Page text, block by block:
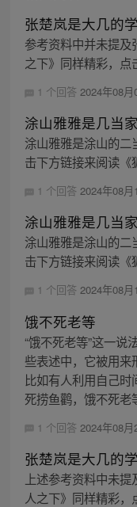
张楚岚是大几的
参考资料中并未提及
之下》同样精彩，点
1 个回答 2024年08
涂山雅雅是几当家
涂山雅雅是涂山的二
击下方链接来阅读《
1 个回答 2024年08月
涂山雅雅是几当家
涂山雅雅是涂山的二
击下方链接来阅读《
1 个回答 2024年08
饿不死老等
“饿不死老等”这一说
些表述中，它被用来
比如有人利用自己时
死捞鱼鹳，饿不死老
1 个回答 2024年08
张楚岚是大几的
上述参考资料中未
人之下》同样精彩，